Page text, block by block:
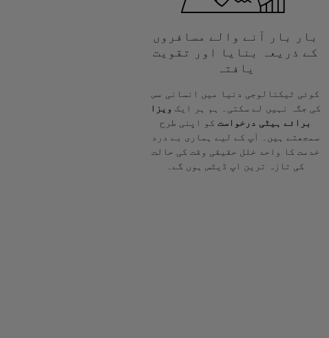
بار بار آنے والے مسافروں
کے ذریعہ بنایا اور تقویت
یافتہ
کوئی ٹیکنالوجی دنیا میں انسانی مس
کی جگہ نہیں لے سکتی۔ ہم ہر ایک ویزا
برائے ہیٹی درخواست کو اپنی طرح
سمجھتے ہیں۔ آپ کے لیے ہماری بے درد
خدمت کا واحد خلل حقیقی وقت کی حالت
کی تازہ ترین اپ ڈیٹس ہوں گے۔